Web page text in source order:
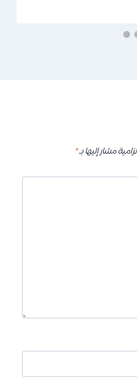
مشار إليها بـ*